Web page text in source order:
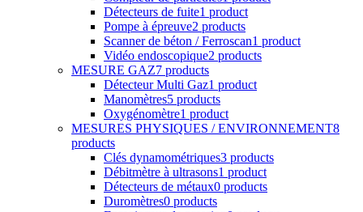
Détecteurs de fuite1 product
Pompe à épreuve2 products
Scanner de béton / Ferroscan1 product
Vidéo endoscopique2 products
MESURE GAZ7 products
Détecteur Multi Gaz1 product
Manomètres5 products
Oxygénomètre1 product
MESURES PHYSIQUES / ENVIRONNEMENT8
products
Clés dynamométriques3 products
Débitmètre à ultrasons1 product
Détecteurs de métaux0 products
Duromètres0 products